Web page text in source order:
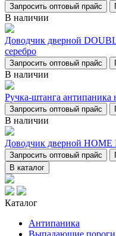
Запросить оптовый прайс
В наличии
Доводчик дверной
серебро
Запросить оптовый прайс
В наличии
Ручка-штанга
Запросить оптовый прайс
В наличии
Доводчик дверной НОМЕ
Запросить оптовый прайс
В каталог
Каталог
Антипаника
Выпадающие пороги